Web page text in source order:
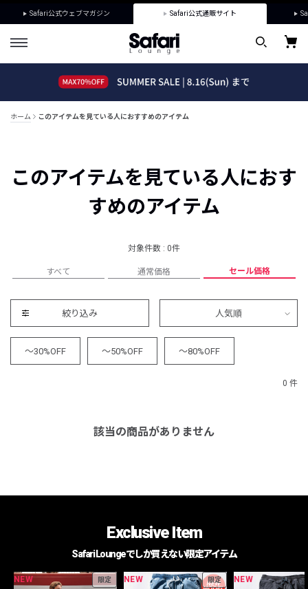
Safari公式ウェブマガジン Safari公式通販サイト
ホーム このアイテムを見ている人におすすめのアイテム
このアイテムを見ている人におす
すめのアイテム
対象件数 : 0件
すべて 通常価格 セール価格
絞り込み 人気順
～30%OFF ～50%OFF ～80%OFF
0 件
該当の商品がありません
Exclusive Item
Safari Loungeでしか買えない限定アイテム
NEW 限定 NEW 限定 NEW